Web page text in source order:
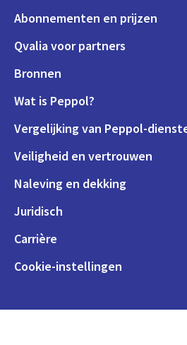
Abonnementen en prijzen
Qvalia voor partners
Bronnen
Wat is Peppol?
Vergelijking van Peppol-
Veiligheid en vertrouwen
Naleving en dekking
Juridisch
Carrière
Cookie-instellingen